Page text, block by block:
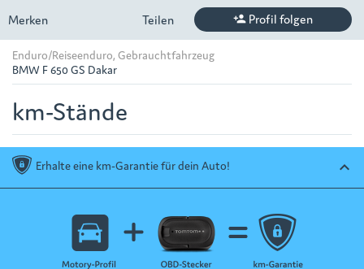
Merken Teilen person_add Profil folgen
Enduro/Reiseenduro, Gebrauchtfahrzeug
BMW F 650 GS Dakar
km-Stände
Erhalte eine km-Garantie für dein Auto! keyboard_arrow_up